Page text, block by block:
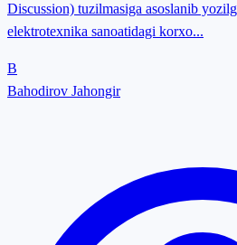
Discussion) tuzilmasiga asoslanib
elektrotexnika sanoatidagi korxo...
B
Bahodirov Jahongir